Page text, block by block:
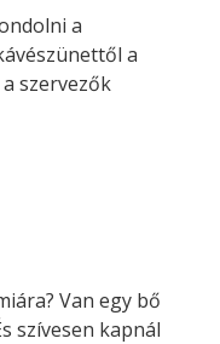
a
a
szervezők
Van egy bő
szívesen kapnál